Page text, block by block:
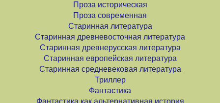
Проза историческая
Проза современная
Старинная литература
Старинная древневосточная литература
Старинная древнерусская литература
Старинная европейская литература
Старинная средневековая литература
Триллер
Фантастика
Фантастика как альтернативная история